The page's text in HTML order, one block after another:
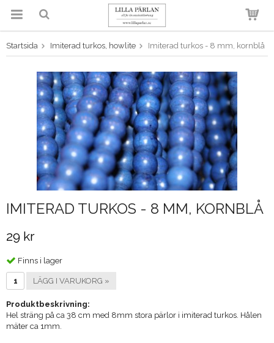
Produkten har blivit tillagd i
varukorgen
Startsida Imiterad turkos, howlite Imiterad turkos - 8 mm, kornblå
IMITERAD TURKOS - 8 MM, KORNBLÅ
29 kr
Finns i lager
LÄGG I VARUKORG »
Produktbeskrivning:
Hel sträng på ca 38 cm med 8mm stora pärlor i imiterad turkos. Hålen
mäter ca 1mm.